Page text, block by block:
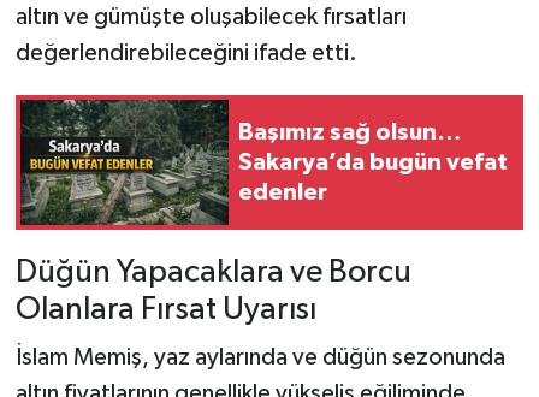
altın ve gümüşte oluşabilecek fırsatları
değerlendirebileceğini ifade etti.
Başımız sağ olsun…
Sakarya’da bugün vefat
edenler
Düğün Yapacaklara ve Borcu
Olanlara Fırsat Uyarısı
İslam Memiş, yaz aylarında ve düğün sezonunda